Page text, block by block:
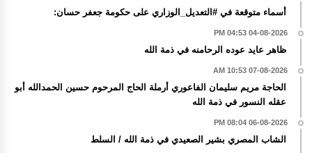
أسماء متوقعة في #التعديل_الوزاري على حكومة جعفر حسان:
04-08-2026 04:53 PM
ظاهر عايد عوده الرحامنه في ذمة الله
07-08-2026 10:53 AM
الحاجة مريم سليمان الفاعوري أرملة الحاج المرحوم حسين الحمدالله أبو
عقله النسور في ذمة الله
06-08-2026 08:04 PM
الشاب المصري بشير الصعيدي في ذمة الله / السلط